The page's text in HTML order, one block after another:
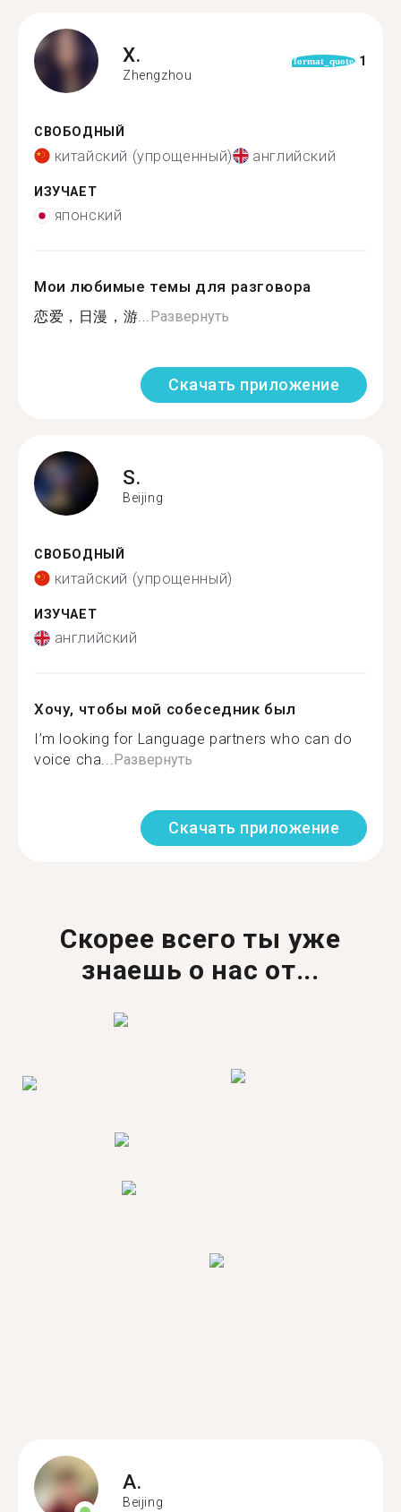
X.
Zhengzhou
format_quote 1
СВОБОДНЫЙ
китайский (упрощенный) английский
ИЗУЧАЕТ
японский
Мои любимые темы для разговора
恋爱，日漫，游...Развернуть
Скачать приложение
S.
Beijing
СВОБОДНЫЙ
китайский (упрощенный)
ИЗУЧАЕТ
английский
Хочу, чтобы мой собеседник был
I’m looking for Language partners who can do
voice cha...Развернуть
Скачать приложение
Скорее всего ты уже
знаешь о нас от...
A.
Beijing